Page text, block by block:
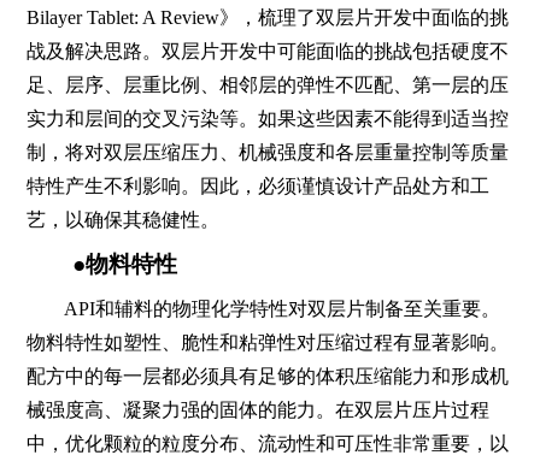
Bilayer Tablet: A Review》，梳理了双层片开发中面临的挑
战及解决思路。双层片开发中可能面临的挑战包括硬度不
足、层序、层重比例、相邻层的弹性不匹配、第一层的压
实力和层间的交叉污染等。如果这些因素不能得到适当控
制，将对双层压缩压力、机械强度和各层重量控制等质量
特性产生不利影响。因此，必须谨慎设计产品处方和工
艺，以确保其稳健性。
●物料特性
API和辅料的物理化学特性对双层片制备至关重要。
物料特性如塑性、脆性和粘弹性对压缩过程有显著影响。
配方中的每一层都必须具有足够的体积压缩能力和形成机
械强度高、凝聚力强的固体的能力。在双层片压片过程
中，优化颗粒的粒度分布、流动性和可压性非常重要，以